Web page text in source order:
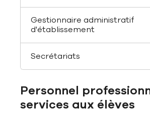
Gestionnaire administratif
d'établissement
Secrétariats
Personnel
services aux élèves